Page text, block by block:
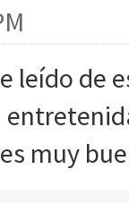
leído de
muy